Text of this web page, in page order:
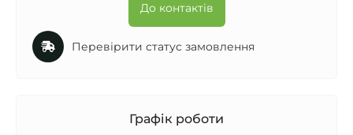
До контактів
Перевірити статус замовлення
Графік роботи